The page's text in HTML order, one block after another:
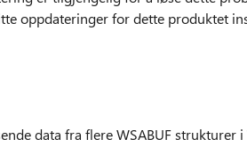
oppdateringer for dette produktet
data fra flere WSABUF strukturer